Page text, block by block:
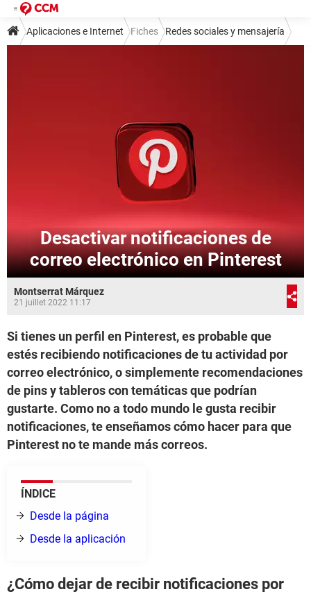
Aplicaciones e Internet Fiches Redes sociales y mensajería
Desactivar notificaciones de
correo electrónico en Pinterest
Montserrat Márquez
21 juillet 2022 11:17
Si tienes un perfil en Pinterest, es probable que
estés recibiendo notificaciones de tu actividad por
correo electrónico, o simplemente recomendaciones
de pins y tableros con temáticas que podrían
gustarte. Como no a todo mundo le gusta recibir
notificaciones, te enseñamos cómo hacer para que
Pinterest no te mande más correos.
ÍNDICE
Desde la página
Desde la aplicación
¿Cómo dejar de recibir notificaciones por